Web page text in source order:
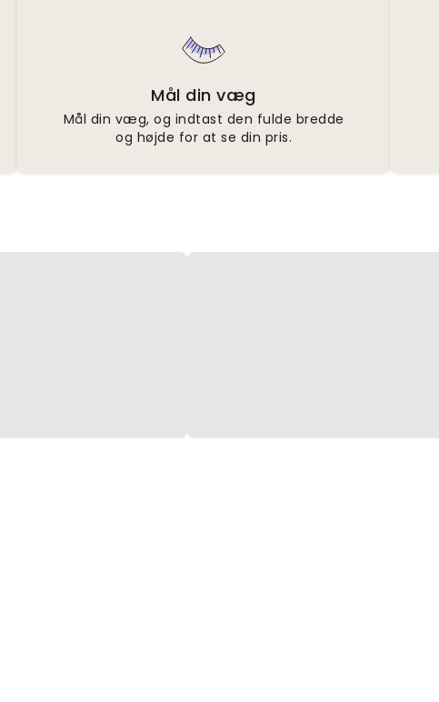
Mål din væg
Mål din væg, og indtast den fulde bredde
og højde for at se din pris.